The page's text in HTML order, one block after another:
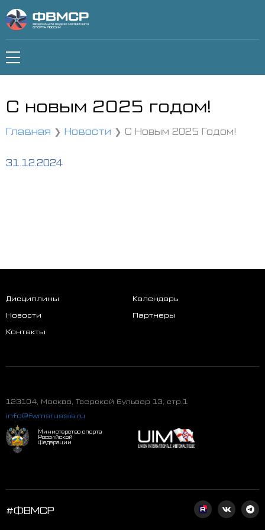
С новым 2025 годом!
Главная Новости С Новым 2025 Годом!
31.12.2024
Дисциплины
Календарь
Новости
Партнеры
Контакты
123104, Москва, Тверской бульвар 13, стр.1
info@fwmsrussia.ru
Министерство спорта
Российской
Федерации
#ФВМСР